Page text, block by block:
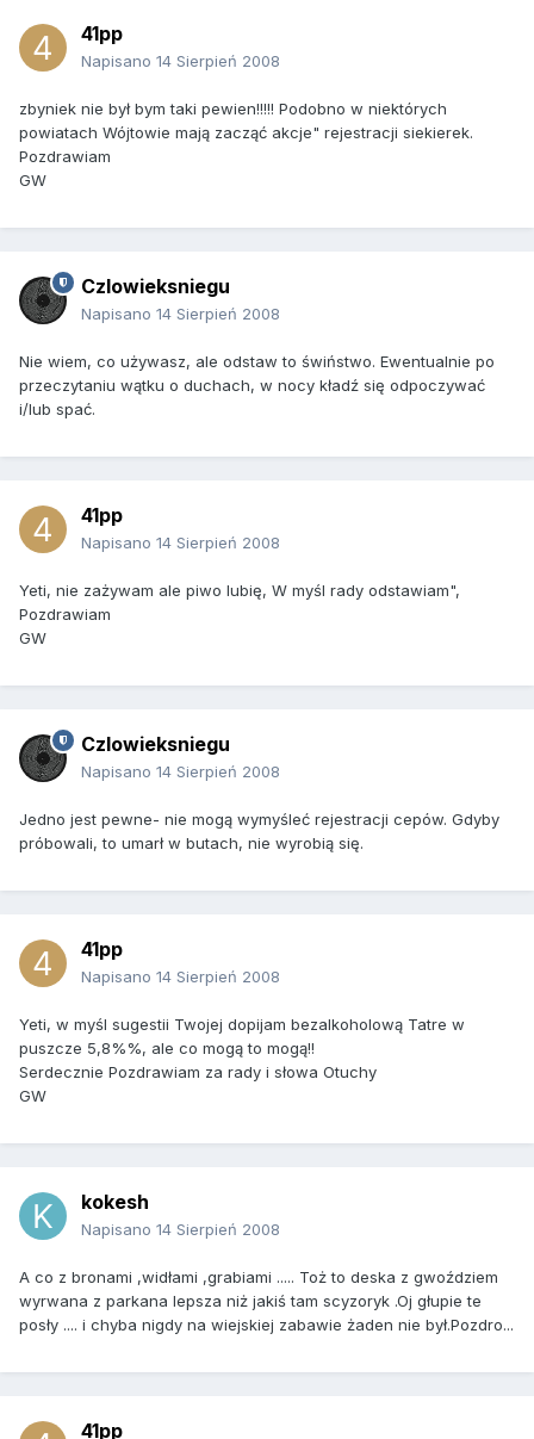
41pp
Napisano 14 Sierpień 2008
zbyniek nie był bym taki pewien!!!!! Podobno w niektórych
powiatach Wójtowie mają zacząć akcje" rejestracji siekierek.
Pozdrawiam
GW
Czlowieksniegu
Napisano 14 Sierpień 2008
Nie wiem, co używasz, ale odstaw to świństwo. Ewentualnie po
przeczytaniu wątku o duchach, w nocy kładź się odpoczywać
i/lub spać.
41pp
Napisano 14 Sierpień 2008
Yeti, nie zażywam ale piwo lubię, W myśl rady odstawiam",
Pozdrawiam
GW
Czlowieksniegu
Napisano 14 Sierpień 2008
Jedno jest pewne- nie mogą wymyśleć rejestracji cepów. Gdyby
próbowali, to umarł w butach, nie wyrobią się.
41pp
Napisano 14 Sierpień 2008
Yeti, w myśl sugestii Twojej dopijam bezalkoholową Tatre w
puszcze 5,8%%, ale co mogą to mogą!!
Serdecznie Pozdrawiam za rady i słowa Otuchy
GW
kokesh
Napisano 14 Sierpień 2008
A co z bronami ,widłami ,grabiami ..... Toż to deska z gwoździem
wyrwana z parkana lepsza niż jakiś tam scyzoryk .Oj głupie te
posły .... i chyba nigdy na wiejskiej zabawie żaden nie był.Pozdro...
41pp